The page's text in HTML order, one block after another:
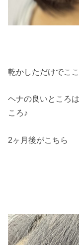
乾かしただけでこ
ヘナの良いところ
ころ♪
2ヶ月後がこちら